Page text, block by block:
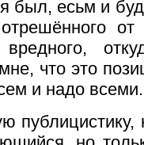
был, есьм и
вредного,
что это
и надо всеми.
публицистику,